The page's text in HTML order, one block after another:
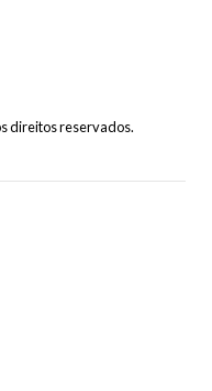
direitos reservados.